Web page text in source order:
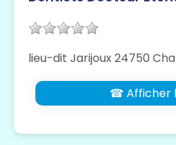
lieu-dit Jarijoux 24750
☎ Afficher